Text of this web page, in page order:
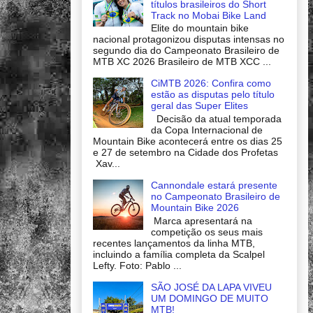
títulos brasileiros do Short
Track no Mobai Bike Land
Elite do mountain bike
nacional protagonizou disputas intensas no
segundo dia do Campeonato Brasileiro de
MTB XC 2026 Brasileiro de MTB XCC ...
CiMTB 2026: Confira como
estão as disputas pelo título
geral das Super Elites
Decisão da atual temporada
da Copa Internacional de
Mountain Bike acontecerá entre os dias 25
e 27 de setembro na Cidade dos Profetas
Xav...
Cannondale estará presente
no Campeonato Brasileiro de
Mountain Bike 2026
Marca apresentará na
competição os seus mais
recentes lançamentos da linha MTB,
incluindo a família completa da Scalpel
Lefty. Foto: Pablo ...
SÃO JOSÉ DA LAPA VIVEU
UM DOMINGO DE MUITO
MTB!